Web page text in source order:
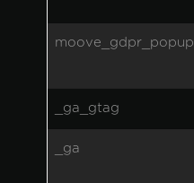
moove_gdpr_popup
_ga_gtag
_ga